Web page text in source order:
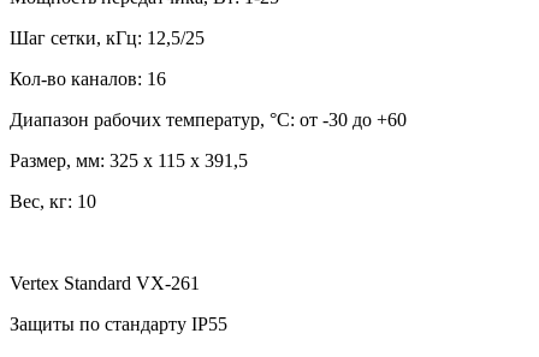
Шаг сетки, кГц: 12,5/25
Кол-во каналов: 16
Диапазон рабочих температур, °С: от -30 до +60
Размер, мм: 325 х 115 х 391,5
Вес, кг: 10
Vertex Standard VX-261
Защиты по стандарту IP55